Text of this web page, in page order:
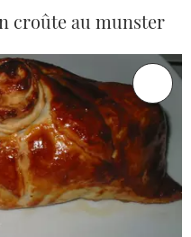
croûte au munster